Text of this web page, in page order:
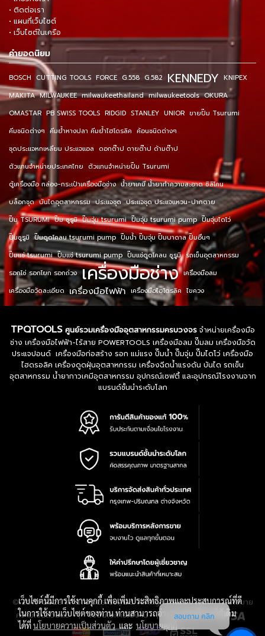
• ติดต่อเรา
• แผนที่เว็บไซต์
• เว็บไซต์ในเครือ
คำยอดนิยม
BOSCH CUTTING TOOLS FORCE G.558 G.582 KENNEDY KNIPEX
MAKITA MILWAUKEE milwaukeethailand milwaukeetools OKURA
OMASTAR PB SWISS TOOLS RIDGID STANLEY UNIOR ขายปั๊ม Tsurumi
คีมชนิดต่างๆ คีมย้ำหางปลา คีมย้ำไฮโดรลิค ค้อนชนิดต่างๆ
ชุดประแจหกเหลี่ยม ประแจแอล ดอกต๊าป ดายต๊าป ด้ามต๊าป
ตัวแทนจำหน่ายประเทศไทย ตัวแทนจำหน่ายปั๊ม Tsurumi
ตู้เครื่องมือ กล่อง-กระเป๋าเครื่องมือช่าง น้ำยาเคมี น้ำยาทำความสะอาด ซิลิโคน
บล็อกชุด บันไดอุตสาหกรรม ประแจชุด ประแจชุด ประแจแหวน-ปากตาย
ปั๊ม TSURUMI ปั๊ม ซูรูมิ ปั๊มจุ่ม tsurumi ปั๊มจุ่ม tsurumi pump ปั๊มจุ่มไดโว่
ปั๊มซูรูมิ ปั๊มดูดโคลน tsurumi pump ปั๊มน้ำ ปั๊มจุ่ม ปั๊มบาดาล ปั๊มอื่นๆ
ปั๊มแช่ tsurumi ปั๊มแช่ tsurumi pump ปั๊มแช่ดูดโคลน ซูรูมิ รถเข็นอุตสาหกรรม
รอกโซ่ รอกโยก รอกถ่วง เครื่องมือช่าง เครื่องมือลม
เครื่องมือวัดละเอียด เครื่องมือไฟฟ้า เครื่องมือไฮโดรลิค ไขควง
TPQTOOLS ศูนย์รวมเครื่องมืออุตสาหกรรมครบวงจรจำหน่ายเครื่องมือ
ช่าง เครื่องมือไฟฟ้า-ไร้สาย POWERTOOLS เครื่องมือลม ปั๊มลม เครื่องมือวัด
ประแจปอนด์ เครื่องมือก่อสร้าง รอก แม่แรง ปั๊มน้ำ ปั๊มจุ่ม ปั๊มไดโว่ เครื่องมือ
ไฮดรอลิค เครื่องดูดฝุ่นอุตสาหกรรม เครื่องฉีดน้ำแรงดัน บันได รถเข็น
อุตสาหกรรม น้ำยากาวเคมีอุตสาหกรรม อุปกรณ์เซฟตี้ และอุปกรณ์โรงงานจาก
แบรนด์ชั้นนำระดับโลก
© 2016-2028 TPQTOOLS Co., Ltd. All Rights Reserved.|นโยบาย
ความเป็นส่วนตัว|เงื่อนไขการใช้งาน| แผนที่สินค้า
เว็บไซต์นี้มีการใช้งานคุกกี้ เพื่อเพิ่มประสิทธิภาพและประสบการณ์ที่ดี
ในการใช้งานเว็บไซต์ของท่าน ท่านสามารถอ่านรายละเอียดเพิ่มเติม
ได้ที่นโยบายความเป็นส่วนตัวและ นโยบายคุกกี้
สอบถาม คลิก